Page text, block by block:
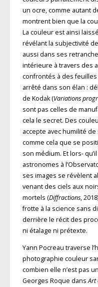
un ocre, comme autant
montrent bien que la
La couleur est ainsi
révélant la subjectivité
aussi dans ses
intérieure à travers des
confrontés à des
arrêté dans son élan :
de Kodak (Variations
sont pas celles de
cela le secret. Des
accepte avec humilité
comme cela que se
son médium. Et lors-
astronomes à
ses images se révèlent
venant des ciels aux
mortels (Diffractions,
frotte à la science sans
derrière le récit des
ni étalage ni prétexte.
Yann Pocreau traverse
photographie couleur
combien elle n’est pas
Georges Roque dansArt